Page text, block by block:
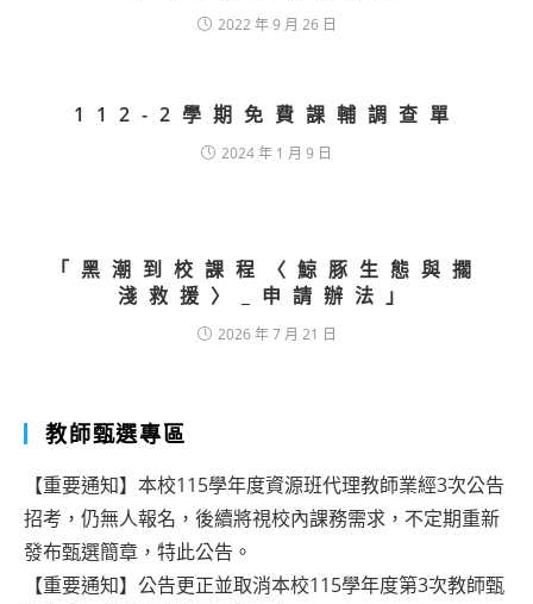
2022 年 9 月 26 日
112-2學期免費課輔調查單
2024 年 1 月 9 日
「黑潮到校課程〈鯨豚生態與擱
淺救援〉_申請辦法」
2026 年 7 月 21 日
教師甄選專區
【重要通知】本校115學年度資源班代理教師業經3次公告
招考，仍無人報名，後續將視校內課務需求，不定期重新
發布甄選簡章，特此公告。
【重要通知】公告更正並取消本校115學年度第3次教師甄